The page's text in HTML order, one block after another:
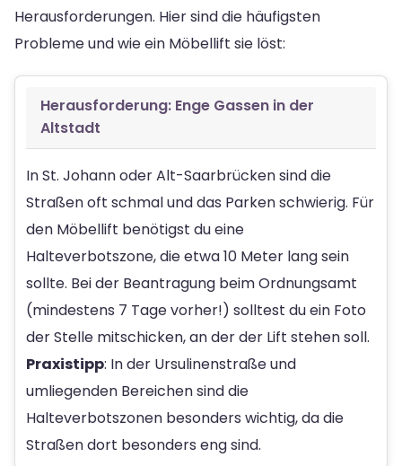
Herausforderungen. Hier sind die häufigsten
Probleme und wie ein Möbellift sie löst:
Herausforderung: Enge Gassen in der
Altstadt
In St. Johann oder Alt-Saarbrücken sind die
Straßen oft schmal und das Parken schwierig. Für
den Möbellift benötigst du eine
Halteverbotszone, die etwa 10 Meter lang sein
sollte. Bei der Beantragung beim Ordnungsamt
(mindestens 7 Tage vorher!) solltest du ein Foto
der Stelle mitschicken, an der der Lift stehen soll.
Praxistipp: In der Ursulinenstraße und
umliegenden Bereichen sind die
Halteverbotszonen besonders wichtig, da die
Straßen dort besonders eng sind.